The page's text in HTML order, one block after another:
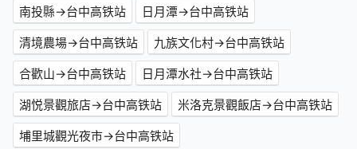
南投縣→台中高铁站
日月潭→台中高铁站
清境農場→台中高铁站
九族文化村→台中高铁站
合歡山→台中高铁站
日月潭水社→台中高铁站
湖悦景觀旅店→台中高铁站
米洛克景觀飯店→台中高铁站
埔里城觀光夜市→台中高铁站